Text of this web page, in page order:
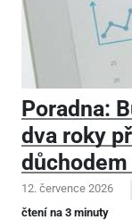
Poradna:
dva roky
12. července 2026
čtení na 3 minuty